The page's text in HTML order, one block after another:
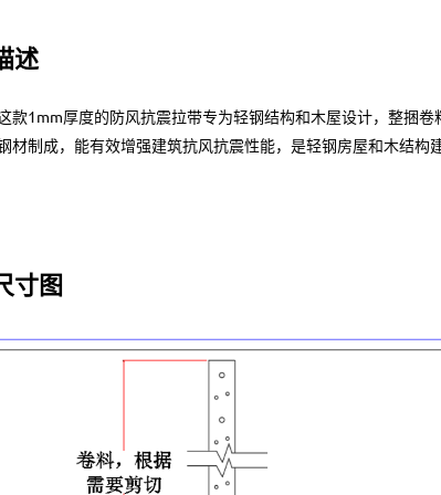
述
款1mm厚度的防风抗震拉带专为轻钢结构和木屋设计，整捆
材制成，能有效增强建筑抗风抗震性能，是轻钢房屋和木结构
寸图